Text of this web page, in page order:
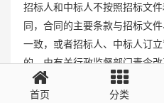
招标人和中标人不按照招标文
同，合同的主要条款与招标文
一致，或者招标人、中标人订
的，由有关行政监督部门责令
以上10‰以下的罚款。
第七十六条
首页 分类